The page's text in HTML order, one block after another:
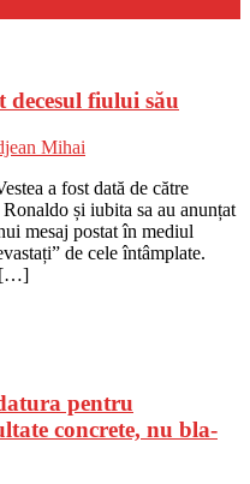
fiului său
Mihai
a fost dată de către
și iubita sa au anunțat
mesaj postat în mediul
de cele întâmplate.
[…]
pentru
concrete, nu bla-